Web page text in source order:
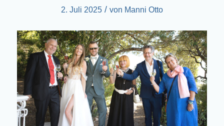
2. Juli 2025 / von Manni Otto